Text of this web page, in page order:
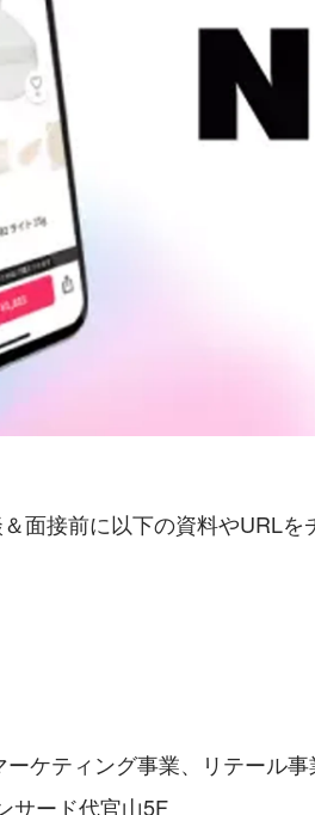
面接前に以下の資料やURLを
ケティング事業、リテール事
サード代官山5F